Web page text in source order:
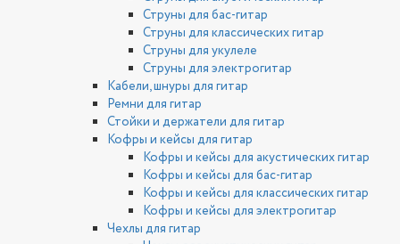
Струны для бас-гитар
Струны для классических гитар
Струны для укулеле
Струны для электрогитар
Кабели, шнуры для гитар
Ремни для гитар
Стойки и держатели для гитар
Кофры и кейсы для гитар
Кофры и кейсы для акустических гитар
Кофры и кейсы для бас-гитар
Кофры и кейсы для классических гитар
Кофры и кейсы для электрогитар
Чехлы для гитар